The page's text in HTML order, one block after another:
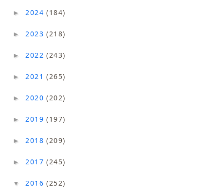
► 2024(184)
► 2023(218)
► 2022(243)
► 2021(265)
► 2020(202)
► 2019(197)
► 2018(209)
► 2017(245)
▼ 2016(252)